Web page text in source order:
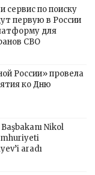
сервис по поиску
первую в России
для
СВО
России» провела
ко Дню
Nikol
aradı